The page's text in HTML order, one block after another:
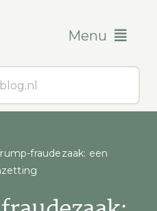
Menu
fraudezaak: een